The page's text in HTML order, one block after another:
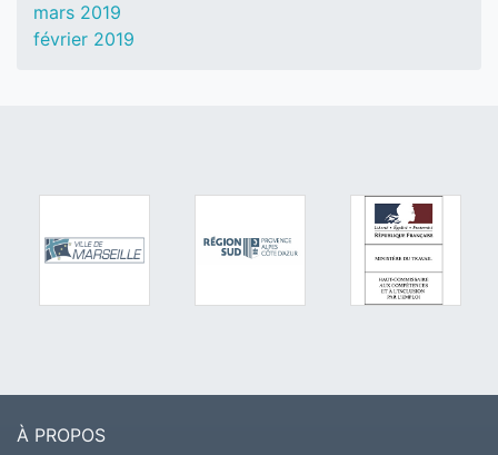
mars 2019
février 2019
À PROPOS